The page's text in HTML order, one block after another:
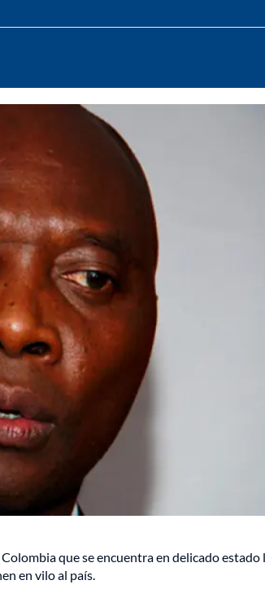
que se encuentra en delicado estado
en vilo al país.